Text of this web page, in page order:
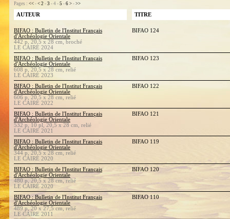
Pages : << - < 2 - 3 - 4 - 5 - 6 > - >>
AUTEUR TITRE
BIFAO : Bulletin de l'Institut Français
d'Archéologie Orientale
442 p, 20,5 x 28 cm, broché
LE CAIRE 2024
BIFAO 124
BIFAO : Bulletin de l'Institut Français
d'Archéologie Orientale
608 p, 20,5 x 28 cm, relié
LE CAIRE 2023
BIFAO 123
BIFAO : Bulletin de l'Institut Français
d'Archéologie Orientale
606 p, 20,5 x 28 cm, relié
LE CAIRE 2022
BIFAO 122
BIFAO : Bulletin de l'Institut Français
d'Archéologie Orientale
532 p, 10 pl, 20,5 x 28 cm, relié
LE CAIRE 2021
BIFAO 121
BIFAO : Bulletin de l'Institut Français
d'Archéologie Orientale
344 p, 20,5 x 28 cm, relié
LE CAIRE 2020
BIFAO 119
BIFAO : Bulletin de l'Institut Français
d'Archéologie Orientale
480 p, 20,5 x 28 cm, relié
LE CAIRE 2020
BIFAO 120
BIFAO : Bulletin de l'Institut Français
d'Archéologie Orientale
489 p, 20 x 27,5 cm, relié
LE CAIRE 2011
BIFAO 110